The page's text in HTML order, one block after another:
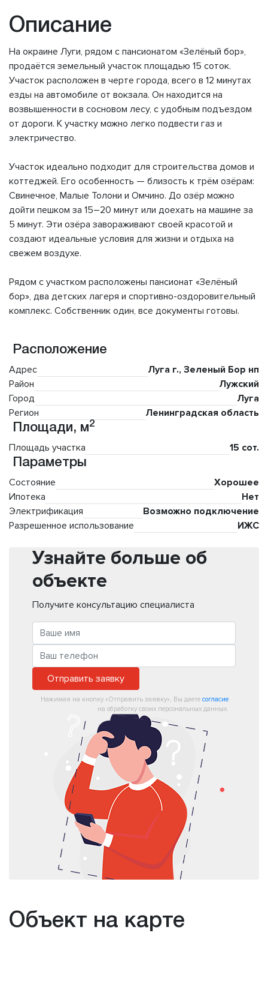
Описание
На окраине Луги, рядом с пансионатом «Зелёный бор»,
продаётся земельный участок площадью 15 соток.
Участок расположен в черте города, всего в 12 минутах
езды на автомобиле от вокзала. Он находится на
возвышенности в сосновом лесу, с удобным подъездом
от дороги. К участку можно легко подвести газ и
электричество.
Участок идеально подходит для строительства домов и
коттеджей. Его особенность — близость к трём озёрам:
Свинечное, Малые Толони и Омчино. До озёр можно
дойти пешком за 15–20 минут или доехать на машине за
5 минут. Эти озёра завораживают своей красотой и
создают идеальные условия для жизни и отдыха на
свежем воздухе.
Рядом с участком расположены пансионат «Зелёный
бор», два детских лагеря и спортивно-оздоровительный
комплекс. Собственник один, все документы готовы.
Расположение
Адрес
Луга г., Зеленый Бор нп
Район
Лужский
Город
Луга
Регион
Ленинградская область
Площади, м2
Площадь участка
15 сот.
Параметры
Состояние
Хорошее
Ипотека
Нет
Электрификация
Возможно подключение
Разрешенное использование
ИЖС
Узнайте больше об
объекте
Получите консультацию специалиста
Отправить заявку
Нажимая на кнопку «Отправить заявку», Вы даете согласие
на обработку своих персональных данных.
Объект на карте